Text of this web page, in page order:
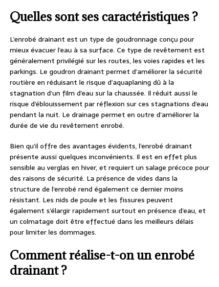
Quelles sont ses caractéristiques ?
L’enrobé drainant est un type de goudronnage conçu pour
mieux évacuer l’eau à sa surface. Ce type de revêtement est
généralement privilégié sur les routes, les voies rapides et les
parkings. Le goudron drainant permet d’améliorer la sécurité
routière en réduisant le risque d’aquaplaning dû à la
stagnation d’un film d’eau sur la chaussée. Il réduit aussi le
risque d’éblouissement par réflexion sur ces stagnations d’eau
pendant la nuit. Le drainage permet en outre d’améliorer la
durée de vie du revêtement enrobé.
Bien qu’il offre des avantages évidents, l’enrobé drainant
présente aussi quelques inconvénients. Il est en effet plus
sensible au verglas en hiver, et requiert un salage précoce pour
des raisons de sécurité. La présence de vides dans la
structure de l’enrobé rend également ce dernier moins
résistant. Les nids de poule et les fissures peuvent
également s’élargir rapidement surtout en présence d’eau, et
un colmatage doit être effectué dans les meilleurs délais
pour limiter les dommages.
Comment réalise-t-on un enrobé
drainant ?